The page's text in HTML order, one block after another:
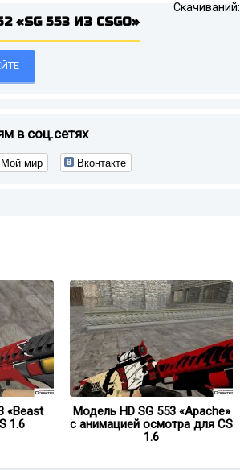
Скачиваний:
553 ИЗ CSGO»
в соц.сетях
Мой мир Вконтакте
«Beast
1.6
Модель HD SG 553 «Apache»
с анимацией осмотра для CS
1.6